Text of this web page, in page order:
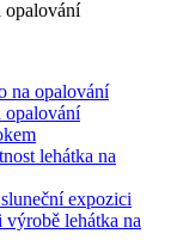
na opalování
opalování
lehátka na
expozici
lehátka na